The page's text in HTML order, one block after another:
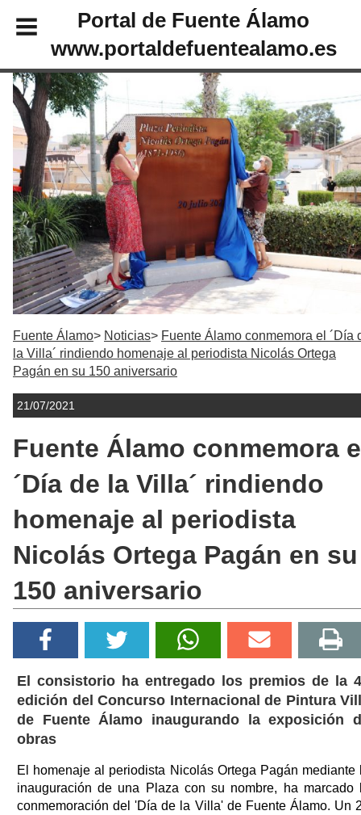
Portal de Fuente Álamo
www.portaldefuentealamo.es
Fuente Álamo Noticias
Fuente Álamo conmemora el ´Día
la Villa´ rindiendo homenaje al periodista Nicolás Ortega
Pagán en su 150 aniversario
21/07/2021
Fuente Álamo conmemora
´Día de la Villa´ rindiendo
homenaje al periodista
Nicolás Ortega Pagán en su
150 aniversario
El consistorio ha entregado los premios de la
edición del Concurso Internacional de Pintura
de Fuente Álamo inaugurando la exposición
obras
El homenaje al periodista Nicolás Ortega Pagán mediante
inauguración de una Plaza con su nombre, ha marcado
conmemoración del 'Día de la Villa' de Fuente Álamo. Un